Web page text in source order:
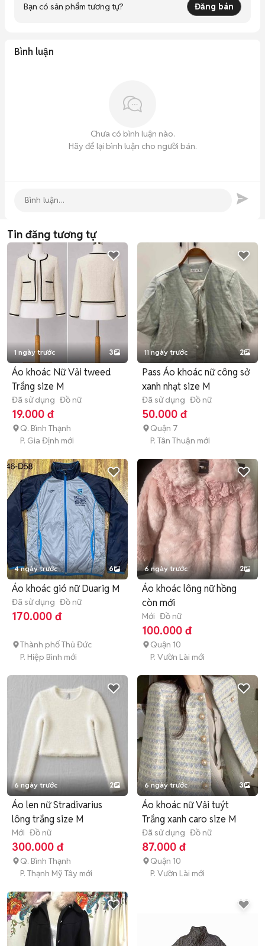
Bạn có sản phẩm tương tự? Đăng bán
Bình luận
Chưa có bình luận nào.
Hãy để lại bình luận cho người bán.
Tin đăng tương tự
1 ngày trước 3
Áo khoác Nữ Vải tweed
Trắng size M
Đã sử dụng Đồ nữ
19.000 đ
Q. Bình Thạnh
P. Gia Định mới
11 ngày trước 2
Pass Áo khoác nữ công sở
xanh nhạt size M
Đã sử dụng Đồ nữ
50.000 đ
Quận 7
P. Tân Thuận mới
4 ngày trước 6
Áo khoác gió nữ Duarig M
Đã sử dụng Đồ nữ
170.000 đ
Thành phố Thủ Đức
P. Hiệp Bình mới
6 ngày trước 2
Áo khoác lông nữ hồng
còn mới
Mới Đồ nữ
100.000 đ
Quận 10
P. Vườn Lài mới
6 ngày trước 2
Áo len nữ Stradivarius
lông trắng size M
Mới Đồ nữ
300.000 đ
Q. Bình Thạnh
P. Thạnh Mỹ Tây mới
6 ngày trước 3
Áo khoác nữ Vải tuýt
Trắng xanh caro size M
Đã sử dụng Đồ nữ
87.000 đ
Quận 10
P. Vườn Lài mới